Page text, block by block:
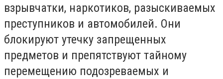
взрывчатки, наркотиков, разыскиваемых
преступников и автомобилей. Они
блокируют утечку запрещенных
предметов и препятствуют тайному
перемещению подозреваемых и